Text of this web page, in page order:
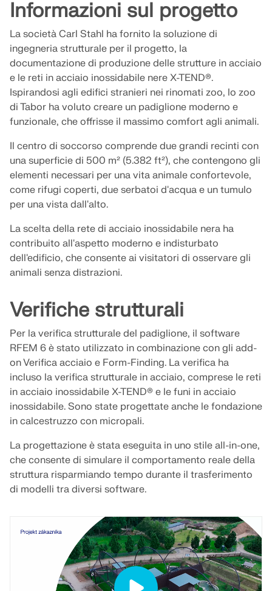
RWIND 3
Software CFD per la galleria del vento digitale
Per maggiori informazioni
API Dlubal
La vostra porta verso la modellazione parametrica e
Scopri l'API
Indice
Introduzione
Applicazioni
Oggetti del modello
Abbonamenti e prezzi
Esempi
FEM per collegamenti in acciaio
Progetta e analizza giunti in acciaio utilizzando
lavoro strutturali più veloci e precisi.
SCOPRI DI PIÙ
RICEVI ASSISTENZA
OTTIENI LICENZA GRATUITA
COLLEGARSI CON L'ASSISTENZA
ingegneria e porta la tua carriera a nuovi livelli.
SCOPRI LE POSIZIONI APERTE
Informazioni sul progetto
La società Carl Stahl ha fornito la soluzione di
ingegneria strutturale per il progetto, la
documentazione di produzione delle strutture in acciaio
e le reti in acciaio inossidabile nere X-TEND®.
Ispirandosi agli edifici stranieri nei rinomati zoo, lo zoo
di Tabor ha voluto creare un padiglione moderno e
funzionale, che offrisse il massimo comfort agli animali.
Il centro di soccorso comprende due grandi recinti con
una superficie di 500 m² (5.382 ft²), che contengono gli
elementi necessari per una vita animale confortevole,
come rifugi coperti, due serbatoi d'acqua e un tumulo
per una vista dall'alto.
La scelta della rete di acciaio inossidabile nera ha
contribuito all'aspetto moderno e indisturbato
dell'edificio, che consente ai visitatori di osservare gli
animali senza distrazioni.
Verifiche strutturali
Per la verifica strutturale del padiglione, il software
RFEM 6 è stato utilizzato in combinazione con gli add-
on Verifica acciaio e Form-Finding. La verifica ha
incluso la verifica strutturale in acciaio, comprese le reti
in acciaio inossidabile X-TEND® e le funi in acciaio
inossidabile. Sono state progettate anche le fondazione
in calcestruzzo con micropali.
La progettazione è stata eseguita in uno stile all-in-one,
che consente di simulare il comportamento reale della
struttura risparmiando tempo durante il trasferimento
di modelli tra diversi software.